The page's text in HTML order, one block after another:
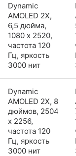
Dynamic
AMOLED 2X,
6,5 дюйма,
1080 x 2520,
частота 120
Гц, яркость
3000 нит
Dynamic
AMOLED 2X, 8
дюймов, 2504
x 2256,
частота 120
Гц, яркость
3000 нит